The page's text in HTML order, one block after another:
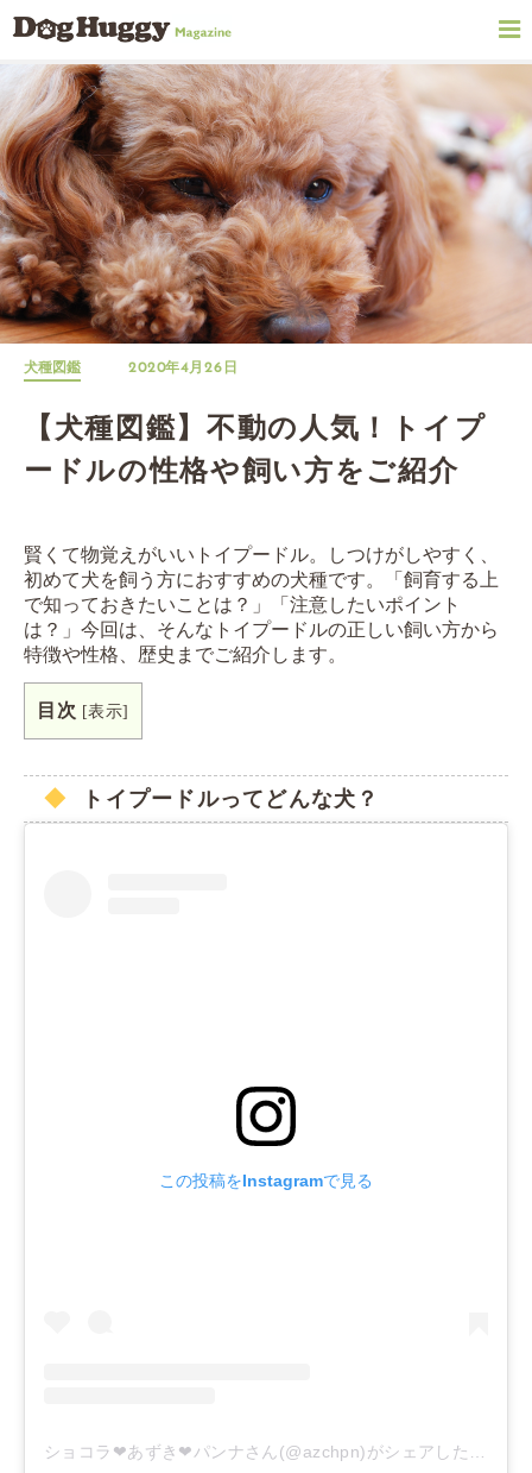
犬種図鑑 2020年4月26日
【犬種図鑑】不動の人気！トイプ
ードルの性格や飼い方をご紹介
賢くて物覚えがいいトイプードル。しつけがしやすく、
初めて犬を飼う方におすすめの犬種です。「飼育する上
で知っておきたいことは？」「注意したいポイント
は？」今回は、そんなトイプードルの正しい飼い方から
特徴や性格、歴史までご紹介します。
目次 [表示]
トイプードルってどんな犬？
この投稿をInstagramで見る